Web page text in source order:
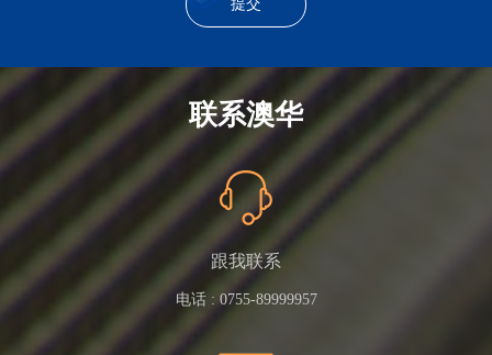
联系澳华
跟我联系
电话 : 0755-89999957